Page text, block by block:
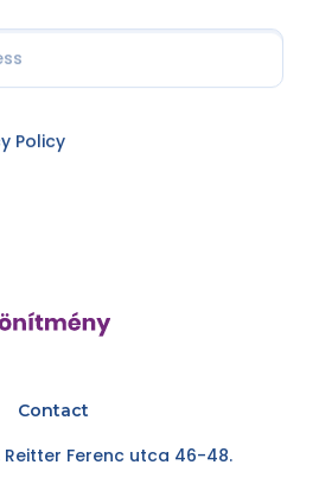
Policy
Contact
Reitter Ferenc utca 46-48.